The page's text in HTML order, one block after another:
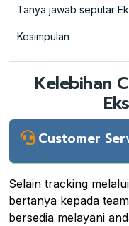
Tanya jawab seputar
Kesimpulan
Kelebihan
Customer
Selain tracking
bertanya kepada
bersedia melayani